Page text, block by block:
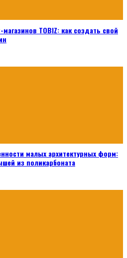
TOBIZ: как создать свой
малых архитектурных форм:
из поликарбоната